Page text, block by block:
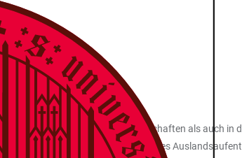
im Bereich der Naturwissenschaften als auch
im BA-Studium sollten vor Beginn des